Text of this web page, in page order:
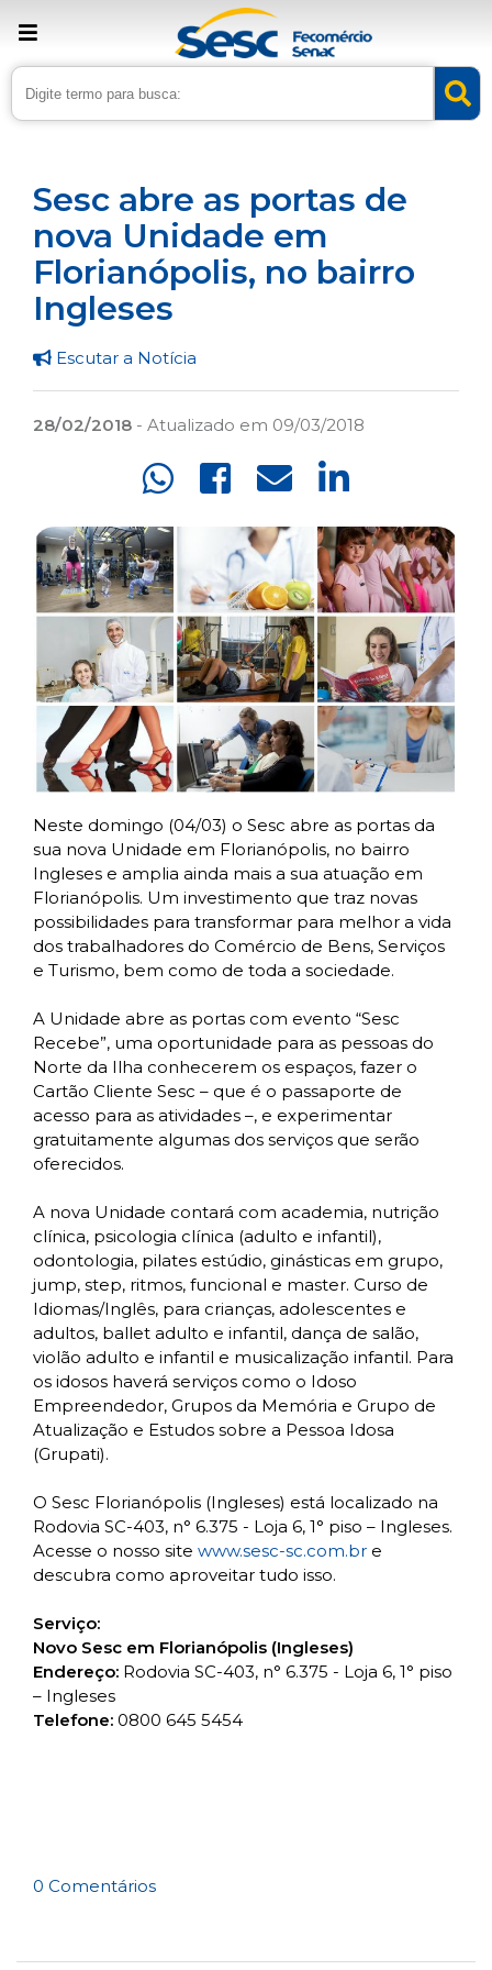
› Home › Noticias
Sesc abre as portas de
nova Unidade em
Florianópolis, no bairro
Ingleses
Escutar a Notícia
28/02/2018 - Atualizado em 09/03/2018
Neste domingo (04/03) o Sesc abre as portas da
sua nova Unidade em Florianópolis, no bairro
Ingleses e amplia ainda mais a sua atuação em
Florianópolis. Um investimento que traz novas
possibilidades para transformar para melhor a vida
dos trabalhadores do Comércio de Bens, Serviços
e Turismo, bem como de toda a sociedade.
A Unidade abre as portas com evento “Sesc
Recebe”, uma oportunidade para as pessoas do
Norte da Ilha conhecerem os espaços, fazer o
Cartão Cliente Sesc – que é o passaporte de
acesso para as atividades –, e experimentar
gratuitamente algumas dos serviços que serão
oferecidos.
A nova Unidade contará com academia, nutrição
clínica, psicologia clínica (adulto e infantil),
odontologia, pilates estúdio, ginásticas em grupo,
jump, step, ritmos, funcional e master. Curso de
Idiomas/Inglês, para crianças, adolescentes e
adultos, ballet adulto e infantil, dança de salão,
violão adulto e infantil e musicalização infantil. Para
os idosos haverá serviços como o Idoso
Empreendedor, Grupos da Memória e Grupo de
Atualização e Estudos sobre a Pessoa Idosa
(Grupati).
O Sesc Florianópolis (Ingleses) está localizado na
Rodovia SC-403, n° 6.375 - Loja 6, 1° piso – Ingleses.
Acesse o nosso site www.sesc-sc.com.br e
descubra como aproveitar tudo isso.
Serviço:
Novo Sesc em Florianópolis (Ingleses)
Endereço: Rodovia SC-403, n° 6.375 - Loja 6, 1° piso
– Ingleses
Telefone: 0800 645 5454
0 Comentários